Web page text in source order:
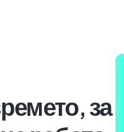
за